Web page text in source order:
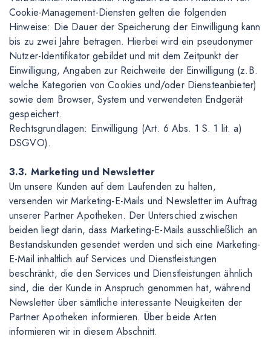
Cookie-Management-Diensten gelten die folgenden
Hinweise: Die Dauer der Speicherung der Einwilligung kann
bis zu zwei Jahre betragen. Hierbei wird ein pseudonymer
Nutzer-Identifikator gebildet und mit dem Zeitpunkt der
Einwilligung, Angaben zur Reichweite der Einwilligung (z.B.
welche Kategorien von Cookies und/oder Diensteanbieter)
sowie dem Browser, System und verwendeten Endgerät
gespeichert.
Rechtsgrundlagen: Einwilligung (Art. 6 Abs. 1 S. 1 lit. a)
DSGVO).
3.3. Marketing und Newsletter
Um unsere Kunden auf dem Laufenden zu halten,
versenden wir Marketing-E-Mails und Newsletter im Auftrag
unserer Partner Apotheken. Der Unterschied zwischen
beiden liegt darin, dass Marketing-E-Mails ausschließlich an
Bestandskunden gesendet werden und sich eine Marketing-
E-Mail inhaltlich auf Services und Dienstleistungen
beschränkt, die den Services und Dienstleistungen ähnlich
sind, die der Kunde in Anspruch genommen hat, während
Newsletter über sämtliche interessante Neuigkeiten der
Partner Apotheken informieren. Über beide Arten
informieren wir in diesem Abschnitt.